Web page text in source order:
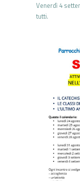
Venerdì 4
tutti.